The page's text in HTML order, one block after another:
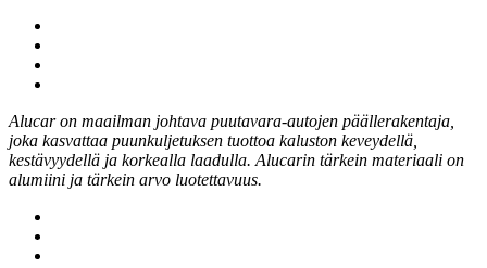
Alucar on maailman johtava puutavara-autojen päällerakentaja,
joka kasvattaa puunkuljetuksen tuottoa kaluston keveydellä,
kestävyydellä ja korkealla laadulla. Alucarin tärkein materiaali on
alumiini ja tärkein arvo luotettavuus.